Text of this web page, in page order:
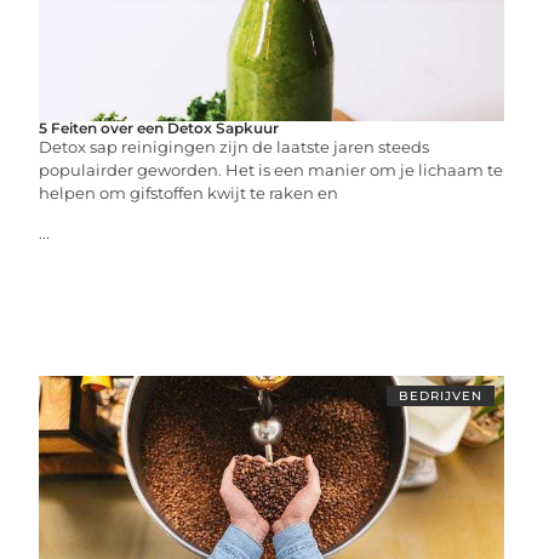
5 Feiten over een Detox Sapkuur
Detox sap reinigingen zijn de laatste jaren steeds
populairder geworden. Het is een manier om je lichaam te
helpen om gifstoffen kwijt te raken en
...
BEDRIJVEN